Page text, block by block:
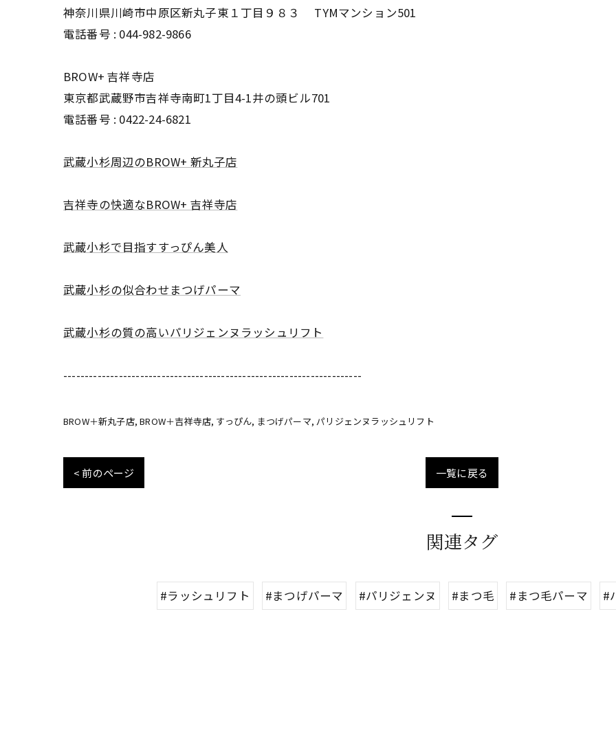
神奈川県川崎市中原区新丸子東１丁目９８３ TYMマンション501
電話番号 : 044-982-9866
BROW+ 吉祥寺店
東京都武蔵野市吉祥寺南町1丁目4-1井の頭ビル701
電話番号 : 0422-24-6821
武蔵小杉周辺のBROW+ 新丸子店
吉祥寺の快適なBROW+ 吉祥寺店
武蔵小杉で目指すすっぴん美人
武蔵小杉の似合わせまつげパーマ
武蔵小杉の質の高いパリジェンヌラッシュリフト
----------------------------------------------------------------------
BROW＋新丸子店 BROW＋吉祥寺店 すっぴん まつげパーマ パリジェンヌラッシュリフト
< 前のページ 一覧に戻る
関連タグ
#ラッシュリフト #まつげパーマ #パリジェンヌ #まつ毛 #まつ毛パーマ #